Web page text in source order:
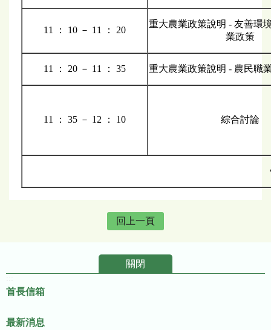
11 ： 10 － 11 ： 20
重大農業政策說明 - 友善環
業政策
11 ： 20 － 11 ： 35 重大農業政策說明 - 農民職
11 ： 35 － 12 ： 10 綜合討論
回上一頁
關閉
首長信箱
最新消息